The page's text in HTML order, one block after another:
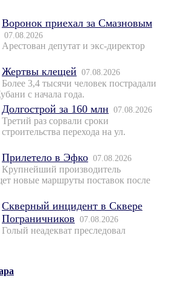
Воронок приехал за Смазновым
07.08.2026
Арестован депутат и экс-директор
Жертвы клещей 07.08.2026
Более 3,4 тысячи человек пострадали
с начала года.
Долгострой за 160 млн 07.08.2026
Третий раз сорвали сроки
строительства перехода на ул.
Прилетело в Эфко 07.08.2026
Крупнейший производитель
новые маршруты поставок после
Скверный инцидент в Сквере
Пограничников 07.08.2026
Голый неадекват преследовал